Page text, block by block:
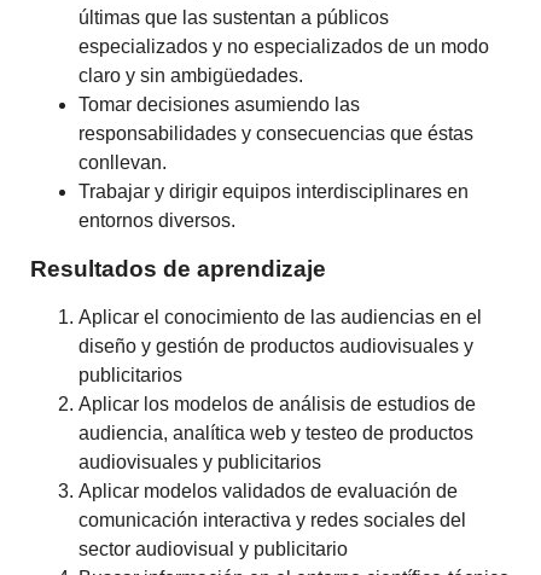
últimas que las sustentan a públicos
especializados y no especializados de un modo
claro y sin ambigüedades.
Tomar decisiones asumiendo las
responsabilidades y consecuencias que éstas
conllevan.
Trabajar y dirigir equipos interdisciplinares en
entornos diversos.
Resultados de aprendizaje
Aplicar el conocimiento de las audiencias en el
diseño y gestión de productos audiovisuales y
publicitarios
Aplicar los modelos de análisis de estudios de
audiencia, analítica web y testeo de productos
audiovisuales y publicitarios
Aplicar modelos validados de evaluación de
comunicación interactiva y redes sociales del
sector audiovisual y publicitario